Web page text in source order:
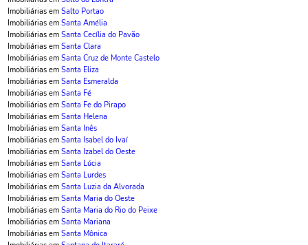
Imobiliárias em Salto Portao
Imobiliárias em Santa Amélia
Imobiliárias em Santa Cecília do Pavão
Imobiliárias em Santa Clara
Imobiliárias em Santa Cruz de Monte Castelo
Imobiliárias em Santa Eliza
Imobiliárias em Santa Esmeralda
Imobiliárias em Santa Fé
Imobiliárias em Santa Fe do Pirapo
Imobiliárias em Santa Helena
Imobiliárias em Santa Inês
Imobiliárias em Santa Isabel do Ivaí
Imobiliárias em Santa Izabel do Oeste
Imobiliárias em Santa Lúcia
Imobiliárias em Santa Lurdes
Imobiliárias em Santa Luzia da Alvorada
Imobiliárias em Santa Maria do Oeste
Imobiliárias em Santa Maria do Rio do Peixe
Imobiliárias em Santa Mariana
Imobiliárias em Santa Mônica